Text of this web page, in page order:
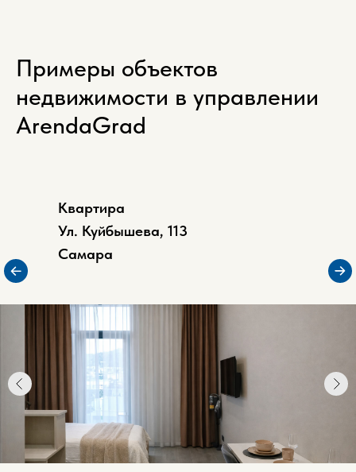
Примеры объектов
недвижимости в управлении
ArendaGrad
Квартира
Ул. Куйбышева, 113
Самара